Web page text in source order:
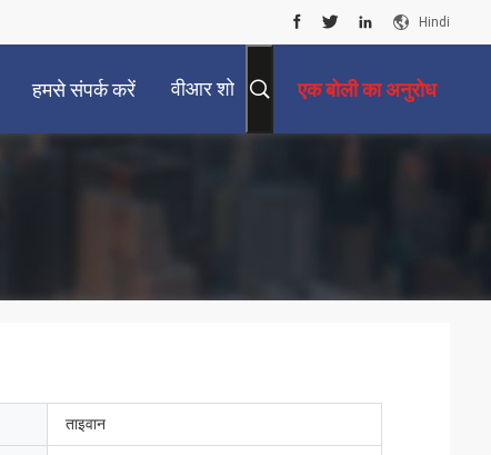
Hindi
हमसे संपर्क करें वीआर शो एक बोली का अनुरोध
ताइवान